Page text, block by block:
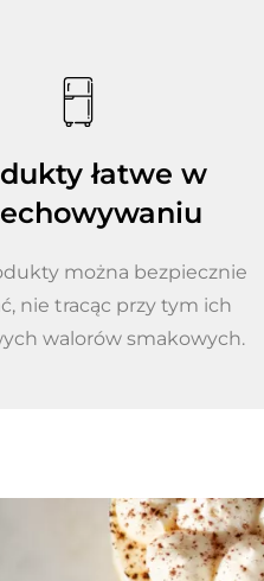
łatwe w
można bezpiecznie
nie tracąc przy tym ich
walorów smakowych.